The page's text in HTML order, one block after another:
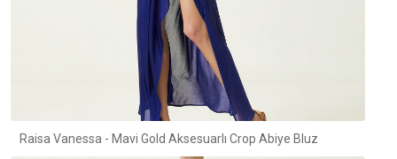
Raisa Vanessa - Mavi Gold Aksesuarlı Crop Abiye Bluz